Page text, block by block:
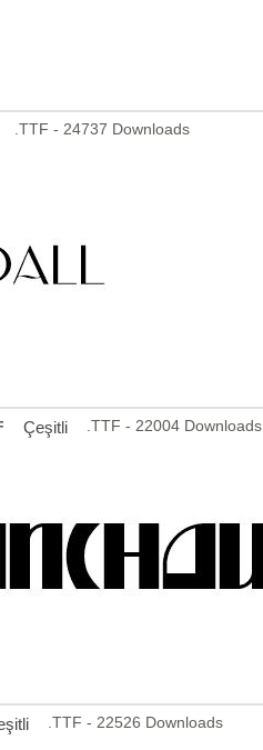
.TTF - 24737 Downloads
Çeşitli .TTF - 22004 Downloads
.TTF - 22526 Downloads